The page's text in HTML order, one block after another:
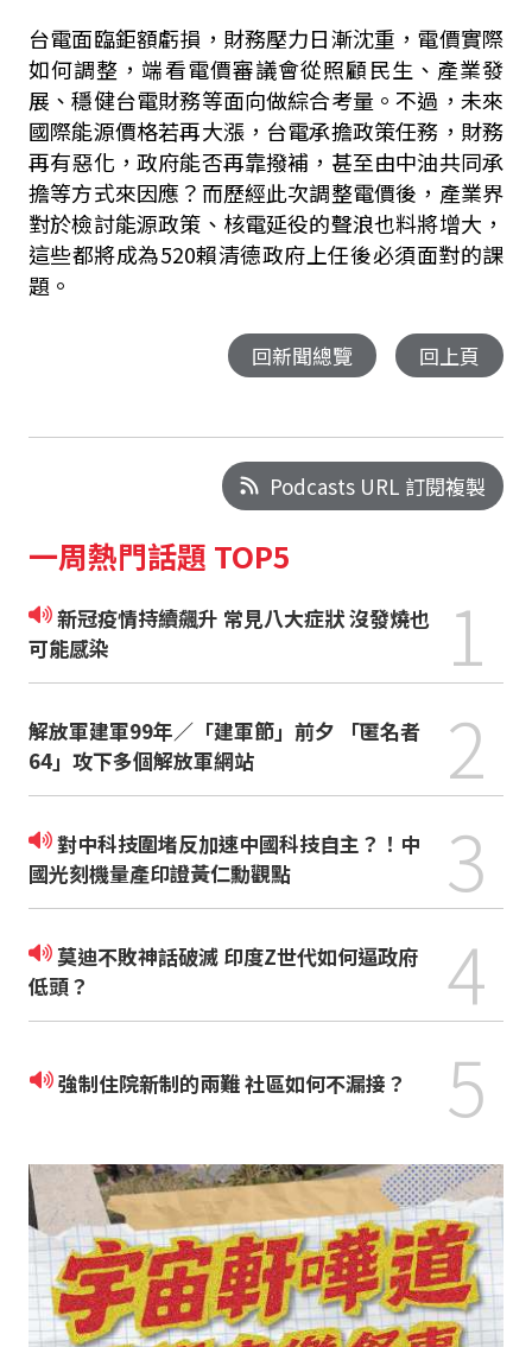
台電面臨鉅額虧損，財務壓力日漸沈重，電價實際
如何調整，端看電價審議會從照顧民生、產業發
展、穩健台電財務等面向做綜合考量。不過，未來
國際能源價格若再大漲，台電承擔政策任務，財務
再有惡化，政府能否再靠撥補，甚至由中油共同承
擔等方式來因應？而歷經此次調整電價後，產業界
對於檢討能源政策、核電延役的聲浪也料將增大，
這些都將成為520賴清德政府上任後必須面對的課
題。
回新聞總覽 回上頁
Podcasts URL 訂閱複製
一周熱門話題 TOP5
新冠疫情持續飆升 常見八大症狀 沒發燒也
可能感染
1
解放軍建軍99年／「建軍節」前夕 「匿名者
64」攻下多個解放軍網站
2
對中科技圍堵反加速中國科技自主？！中
國光刻機量產印證黃仁勳觀點
3
莫迪不敗神話破滅 印度Z世代如何逼政府
低頭？
4
強制住院新制的兩難 社區如何不漏接？ 5